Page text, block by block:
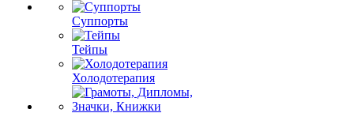
Суппорты
Тейпы
Холодотерапия